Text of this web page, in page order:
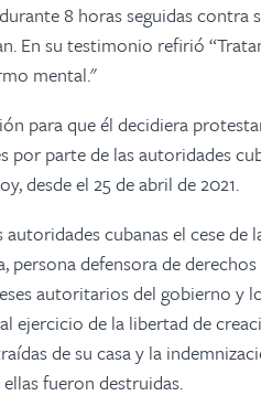
8 horas seguidas contra
En su testimonio refirió
mental."
para que él decidiera
por parte de las autoridades
desde el 25 de abril de 2021.
cubanas el cese de
defensora de
autoritarios del gobierno y
ejercicio de la libertad de
de su casa y la
fueron destruidas.